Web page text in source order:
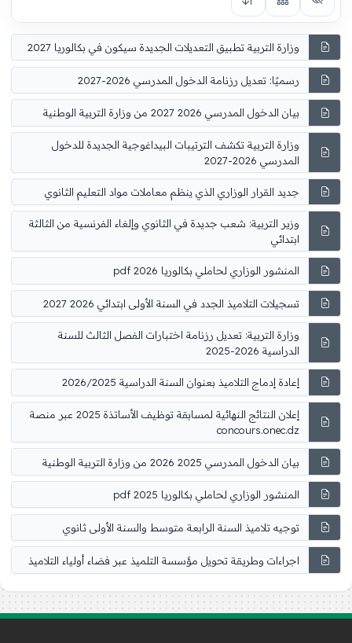
وزارة التربية تطبيق التعديلات الجديدة سيكون في بكالوريا 2027
رسميًا: تعديل رزنامة الدخول المدرسي 2026-2027
بيان الدخول المدرسي 2026 2027 من وزارة التربية الوطنية
وزارة التربية تكشف الترتيبات البيداغوجية الجديدة للدخول
المدرسي 2026-2027
جديد القرار الوزاري الذي ينظم معاملات مواد التعليم الثانوي
وزير التربية: شعب جديدة في الثانوي وإلغاء الفرنسية من الثالثة
ابتدائي
المنشور الوزاري لحاملي بكالوريا 2026 pdf
تسجيلات التلاميذ الجدد في السنة الأولى ابتدائي 2026 2027
وزارة التربية: تعديل رزنامة اختبارات الفصل الثالث للسنة
الدراسية 2026-2025
إعادة إدماج التلاميذ بعنوان السنة الدراسية 2026/2025
إعلان النتائج النهائية لمسابقة توظيف الأساتذة 2025 عبر منصة
concours.onec.dz
بيان الدخول المدرسي 2025 2026 من وزارة التربية الوطنية
المنشور الوزاري لحاملي بكالوريا 2025 pdf
توجيه تلاميذ السنة الرابعة متوسط والسنة الأولى ثانوي
اجراءات وطريقة تحويل مؤسسة التلميذ عبر فضاء أولياء التلاميذ